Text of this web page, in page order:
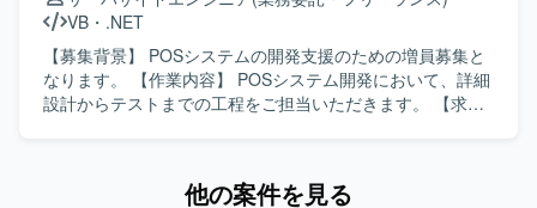
守作業を進められる方が望ましいです。 【ポジションの魅
力】 複数のデータベースやメインフレームを含むレガシー
環境の保守を通じて、既存システムの構造理解やソース解
析スキルを高めることができます。リバースエンジニアリ
ングや設計書整備の経験を積むことで、保守・改修系プロ
2003、2012）／Linux などの環境で稼働する業務系社内シ
VB ・ .NET
【募集背景】 POSシステムの開発支援のための増員募集と
なります。 【作業内容】 POSシステム開発において、詳細
設計からテストまでの工程をご担当いただきます。 【求め
ステムに関する知見を活かしつつ、詳細設計からテストま
他の案件を見る